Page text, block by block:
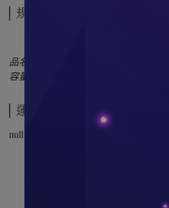
規格說明
品名
容量
運送方式
null